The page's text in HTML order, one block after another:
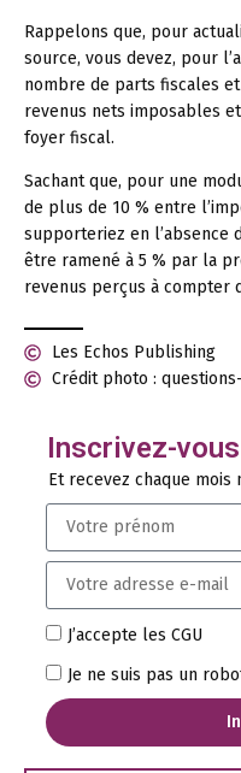
Rappelons que, pour
source, vous devez, pour
nombre de parts fiscales
revenus nets imposables
foyer fiscal.
Sachant que, pour une
de plus de 10 % entre
supporteriez en l’absence
être ramené à 5 % par la
revenus perçus à compter
Les Echos Publishing
Crédit photo :
Inscrivez-
Et recevez chaque mois
J’accepte les CGU
Je ne suis pas un